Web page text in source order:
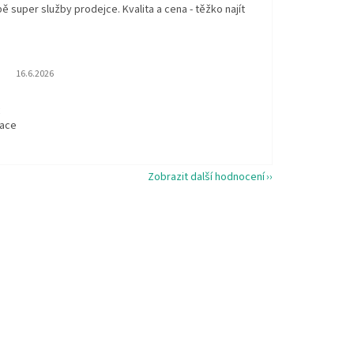
super služby prodejce. Kvalita a cena - těžko najít
Hodnocení obchodu je 5 z 5 hvězdiček.
16.6.2026
Zobrazit další hodnocení